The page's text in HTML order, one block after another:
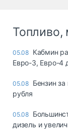
Топливо,
05.08 Кабмин
Евро-3, Евро-4
05.08 Бензин
рубля
05.08
дизель и